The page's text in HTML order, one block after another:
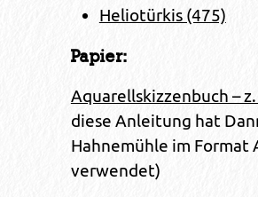
Heliotürkis (475)
Papier:
Aquarellskizzenbuch –
diese Anleitung hat
Hahnemühle im Format
verwendet)